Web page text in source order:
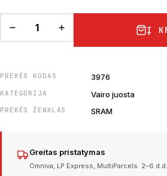
Į
PREKĖS KODAS 3976
KATEGORIJA Vairo juosta
PREKĖS ŽENKLAS SRAM
Greitas pristatymas
Omniva, LP Express, MultiParcels. 2–6 d.d.